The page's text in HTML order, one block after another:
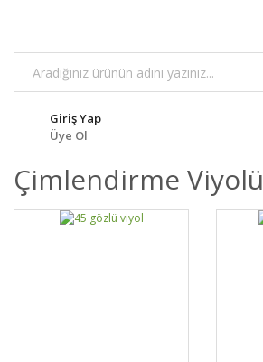
Giriş Yap
Üye Ol
Çimlendirme Viyolü